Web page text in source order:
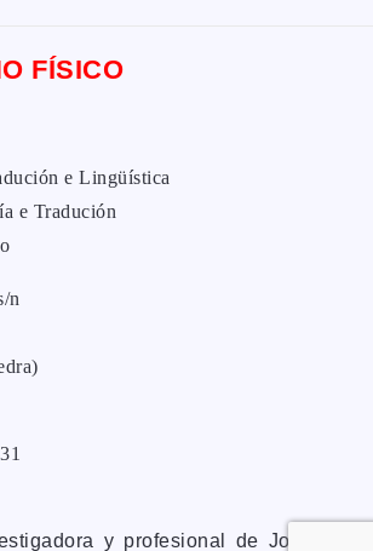
FÍSICO
e Lingüística
e Tradución
n
y profesional de José Yuste